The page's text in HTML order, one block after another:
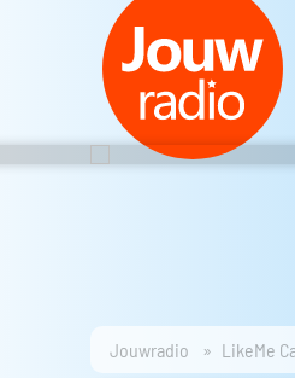
Jouwradio LikeMe